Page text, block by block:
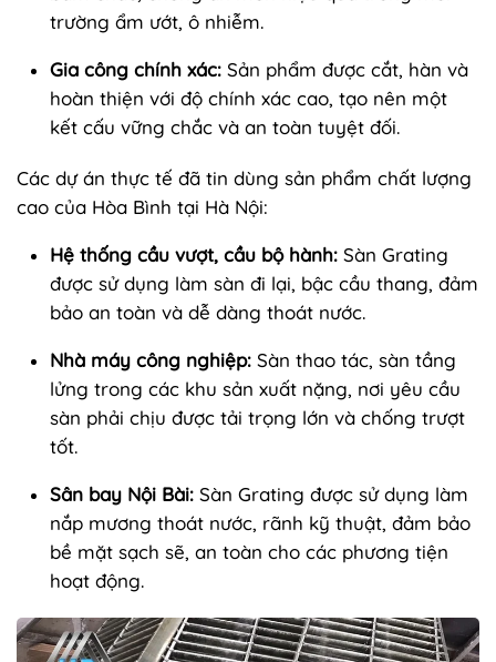
trường ẩm ướt, ô nhiễm.
Gia công chính xác: Sản phẩm được cắt, hàn và
hoàn thiện với độ chính xác cao, tạo nên một
kết cấu vững chắc và an toàn tuyệt đối.
Các dự án thực tế đã tin dùng sản phẩm chất lượng
cao của Hòa Bình tại Hà Nội:
Hệ thống cầu vượt, cầu bộ hành: Sàn Grating
được sử dụng làm sàn đi lại, bậc cầu thang, đảm
bảo an toàn và dễ dàng thoát nước.
Nhà máy công nghiệp: Sàn thao tác, sàn tầng
lửng trong các khu sản xuất nặng, nơi yêu cầu
sàn phải chịu được tải trọng lớn và chống trượt
tốt.
Sân bay Nội Bài: Sàn Grating được sử dụng làm
nắp mương thoát nước, rãnh kỹ thuật, đảm bảo
bề mặt sạch sẽ, an toàn cho các phương tiện
hoạt động.